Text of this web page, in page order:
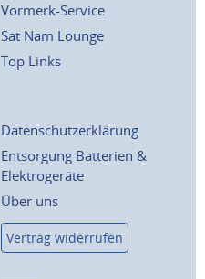
Vormerk-Service
Sat Nam Lounge
Top Links
Datenschutzerklärung
Entsorgung Batterien &
Elektrogeräte
Über uns
Vertrag widerrufen